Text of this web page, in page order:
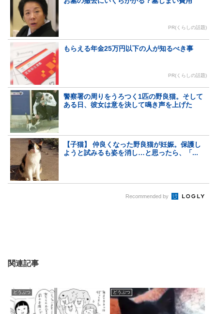
PR(くらしの話題)
もらえる年金25万円以下の人が知るべき事
PR(くらしの話題)
警察署の周りをうろつく1匹の野良猫。そして
ある日、彼女は意を決して鳴き声を上げた
【子猫】 仲良くなった野良猫が妊娠。保護し
ようと試みるも姿を消し…と思ったら、「...
Recommended by
関連記事
どうぶつ どうぶつ